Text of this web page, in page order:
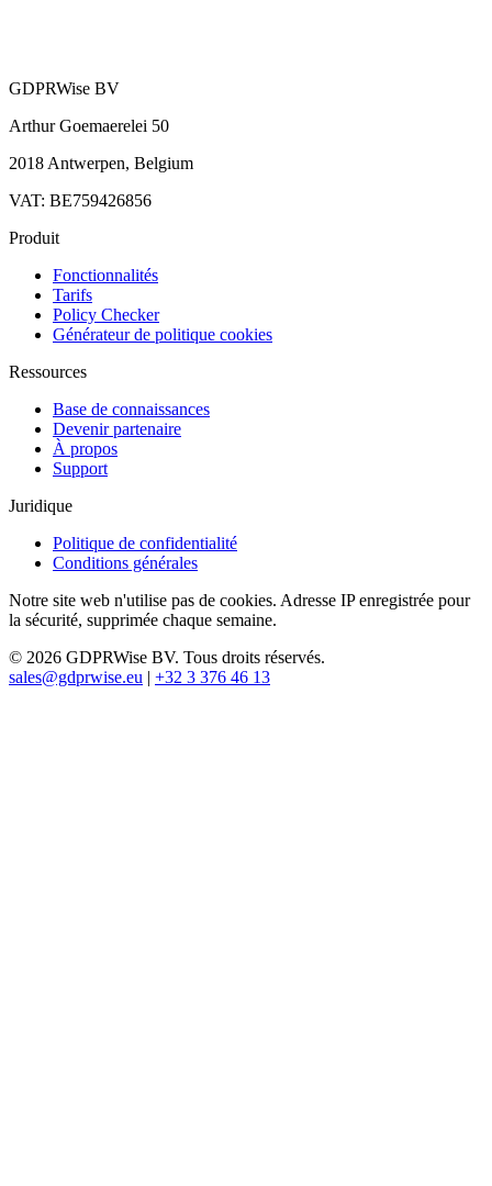
GDPRWise BV
Arthur Goemaerelei 50
2018 Antwerpen, Belgium
VAT: BE759426856
Produit
Fonctionnalités
Tarifs
Policy Checker
Générateur de politique cookies
Ressources
Base de connaissances
Devenir partenaire
À propos
Support
Juridique
Politique de confidentialité
Conditions générales
Notre site web n'utilise pas de cookies. Adresse IP enregistrée pour
la sécurité, supprimée chaque semaine.
© 2026 GDPRWise BV. Tous droits réservés.
sales@gdprwise.eu | +32 3 376 46 13